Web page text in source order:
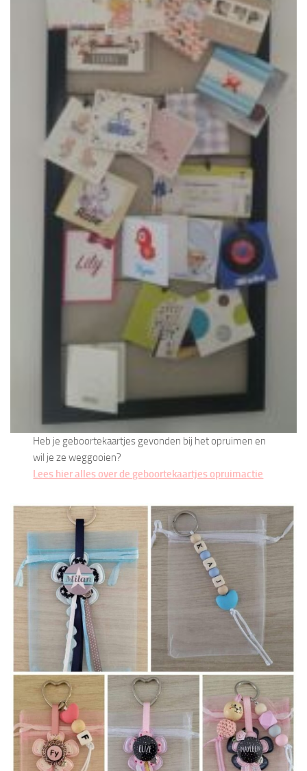
Heb je geboortekaartjes gevonden bij het opruimen en
wil je ze weggooien?
Lees hier alles over de geboortekaartjes opruimactie